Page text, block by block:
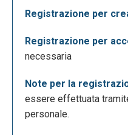
"Da Testo", "Da Foto",
sufficiente cliccare
all'esigenza dell'utente.
nella sezione "Materiali"
"Esplora" tramite il
Registrazione per
Registrazione per
necessaria
Note per la
essere effettuata
personale.